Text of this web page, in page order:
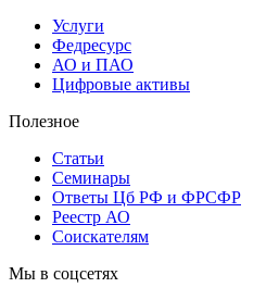
Услуги
Федресурс
АО и ПАО
Цифровые активы
Полезное
Статьи
Cеминары
Ответы Цб РФ и ФРСФР
Реестр АО
Соискателям
Мы в соцсетях